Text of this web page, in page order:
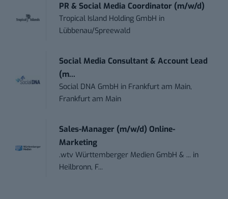
PR & Social Media Coordinator (m/w/d)
Tropical Island Holding GmbH in
Lübbenau/Spreewald
Social Media Consultant & Account Lead
(m...
Social DNA GmbH in Frankfurt am Main,
Frankfurt am Main
Sales-Manager (m/w/d) Online-
Marketing
.wtv Württemberger Medien GmbH & ... in
Heilbronn, F...